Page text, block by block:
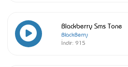
Blackberry Sms Tone
BlackBerry
İndir: 915